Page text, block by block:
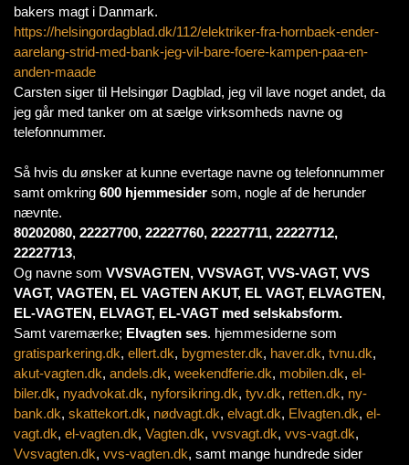
bakers magt i Danmark.
https://helsingordagblad.dk/112/elektriker-fra-hornbaek-ender-
aarelang-strid-med-bank-jeg-vil-bare-foere-kampen-paa-en-
anden-maade
Carsten siger til Helsingør Dagblad, jeg vil lave noget andet, da
jeg går med tanker om at sælge virksomheds navne og
telefonnummer.
Så hvis du ønsker at kunne evertage navne og telefonnummer
samt omkring 600 hjemmesider som, nogle af de herunder
nævnte.
80202080, 22227700, 22227760, 22227711, 22227712,
22227713,
Og navne som VVSVAGTEN, VVSVAGT, VVS-VAGT, VVS
VAGT, VAGTEN, EL VAGTEN AKUT, EL VAGT, ELVAGTEN,
EL-VAGTEN, ELVAGT, EL-VAGT med selskabsform.
Samt varemærke; Elvagten ses. hjemmesiderne som
gratisparkering.dk, ellert.dk, bygmester.dk, haver.dk, tvnu.dk,
akut-vagten.dk, andels.dk, weekendferie.dk, mobilen.dk, el-
biler.dk, nyadvokat.dk, nyforsikring.dk, tyv.dk, retten.dk, ny-
bank.dk, skattekort.dk, nødvagt.dk, elvagt.dk, Elvagten.dk, el-
vagt.dk, el-vagten.dk, Vagten.dk, vvsvagt.dk, vvs-vagt.dk,
Vvsvagten.dk, vvs-vagten.dk, samt mange hundrede sider